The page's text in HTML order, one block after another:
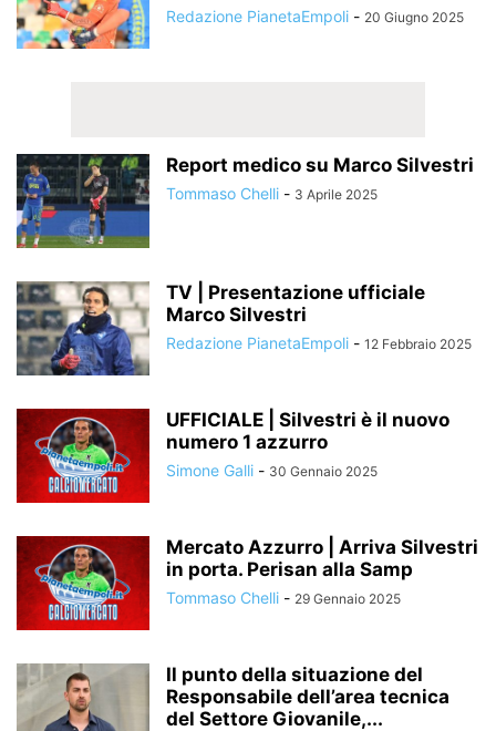
Redazione PianetaEmpoli - 20 Giugno 2025
Report medico su Marco Silvestri
Tommaso Chelli - 3 Aprile 2025
TV | Presentazione ufficiale
Marco Silvestri
Redazione PianetaEmpoli - 12 Febbraio 2025
UFFICIALE | Silvestri è il nuovo
numero 1 azzurro
Simone Galli - 30 Gennaio 2025
Mercato Azzurro | Arriva Silvestri
in porta. Perisan alla Samp
Tommaso Chelli - 29 Gennaio 2025
Il punto della situazione del
Responsabile dell’area tecnica
del Settore Giovanile,...